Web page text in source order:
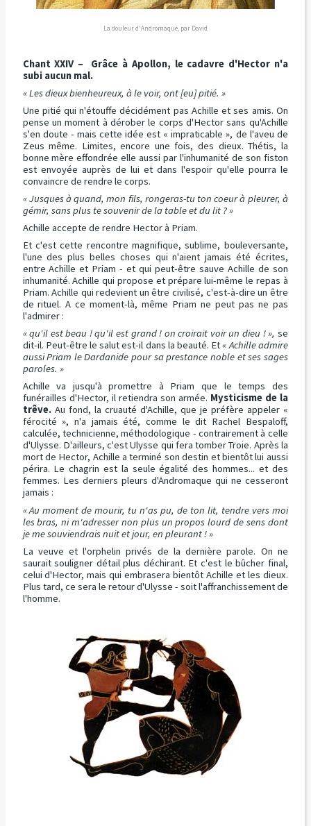
La douleur d'Andromaque, par David
Chant XXIV – Grâce à Apollon, le cadavre d'Hector n'a
subi aucun mal.
« Les dieux bienheureux, à le voir, ont [eu] pitié. »
Une pitié qui n'étouffe décidément pas Achille et ses amis. On
pense un moment à dérober le corps d'Hector sans qu'Achille
s'en doute - mais cette idée est « impraticable », de l'aveu de
Zeus même. Limites, encore une fois, des dieux. Thétis, la
bonne mère effondrée elle aussi par l'inhumanité de son fiston
est envoyée auprès de lui et dans l'espoir qu'elle pourra le
convaincre de rendre le corps.
« Jusques à quand, mon fils, rongeras-tu ton coeur à pleurer, à
gémir, sans plus te souvenir de la table et du lit ? »
Achille accepte de rendre Hector à Priam.
Et c'est cette rencontre magnifique, sublime, bouleversante,
l'une des plus belles choses qui n'aient jamais été écrites,
entre Achille et Priam - et qui peut-être sauve Achille de son
inhumanité. Achille qui propose et prépare lui-même le repas à
Priam. Achille qui redevient un être civilisé, c'est-à-dire un être
de rituel. A ce moment-là, même Priam ne peut pas ne pas
l'admirer :
« qu'il est beau ! qu'il est grand ! on croirait voir un dieu ! », se
dit-il. Peut-être le salut est-il dans la beauté. Et« Achille admire
aussi Priam le Dardanide pour sa prestance noble et ses sages
paroles. »
Achille va jusqu'à promettre à Priam que le temps des
funérailles d'Hector, il retiendra son armée. Mysticisme de la
trêve.Au fond, la cruauté d'Achille, que je préfère appeler «
férocité », n'a jamais été, comme le dit Rachel Bespaloff,
calculée, technicienne, méthodologique - contrairement à celle
d'Ulysse. D'ailleurs, c'est Ulysse qui fera tomber Troie. Après la
mort de Hector, Achille a terminé son destin et bientôt lui aussi
périra. Le chagrin est la seule égalité des hommes... et des
femmes. Les derniers pleurs d'Andromaque qui ne cesseront
jamais :
« Au moment de mourir, tu n'as pu, de ton lit, tendre vers moi
les bras, ni m'adresser non plus un propos lourd de sens dont
je me souviendrais nuit et jour, en pleurant ! »
La veuve et l'orphelin privés de la dernière parole. On ne
saurait souligner détail plus déchirant. Et c'est le bûcher final,
celui d'Hector, mais qui embrasera bientôt Achille et les dieux.
Plus tard, ce sera le retour d'Ulysse - soit l'affranchissement de
l'homme.